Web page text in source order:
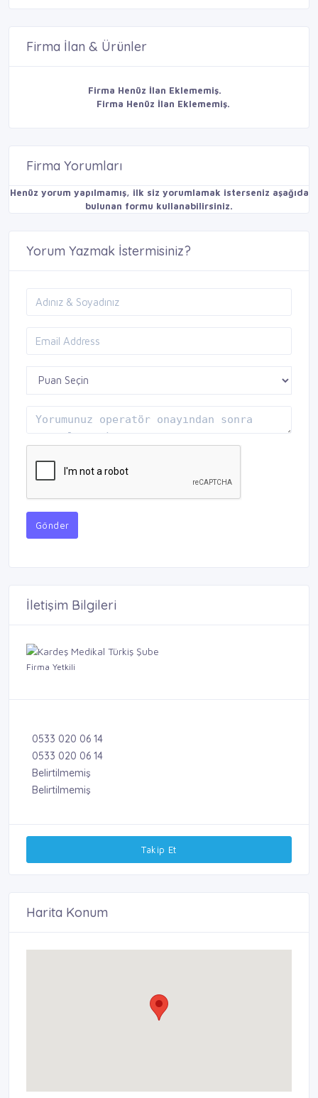
Firma İlan & Ürünler
Firma Henüz İlan Eklememiş.
Firma Henüz İlan Eklememiş.
Firma Yorumları
Henüz yorum yapılmamış, ilk siz yorumlamak isterseniz aşağıda
bulunan formu kullanabilirsiniz.
Yorum Yazmak İstermisiniz?
Gönder
İletişim Bilgileri
Firma Yetkili
0533 020 06 14
0533 020 06 14
Belirtilmemiş
Belirtilmemiş
Takip Et
Harita Konum